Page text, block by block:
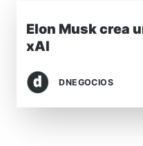
Elon Musk crea
xAI
DNEGOCIOS